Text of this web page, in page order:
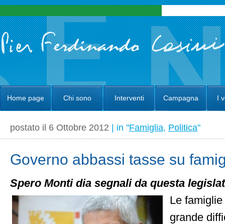
Home page Chi sono Interventi Campagna I
postato il 6 Ottobre 2012 | in "Famiglia, Politica"
Governo abbassi tasse su
Spero Monti dia segnali da questa
Le
grande